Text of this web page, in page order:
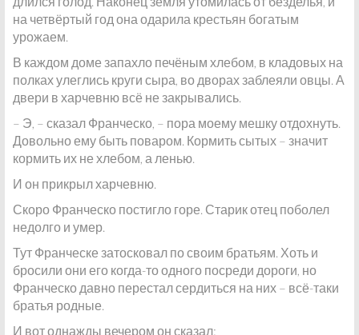
на четвёртый год она одарила крестьян богатым
урожаем.
В каждом доме запахло печёным хлебом, в кладовых на
полках улеглись круги сыра, во дворах заблеяли овцы. А
двери в харчевню всё не закрывались.
– Э, – сказал Франческо, – пора моему мешку отдохнуть.
Довольно ему быть поваром. Кормить сытых – значит
кормить их не хлебом, а ленью.
И он прикрыл харчевню.
Скоро Франческо постигло горе. Старик отец поболел
недолго и умер.
Тут Франческе затосковал по своим братьям. Хоть и
бросили они его когда-то одного посреди дороги, но
Франческо давно перестал сердиться на них – всё-таки
братья родные.
И вот однажды вечером он сказал: